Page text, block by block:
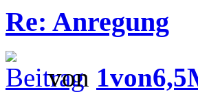
Re: Anregung
von